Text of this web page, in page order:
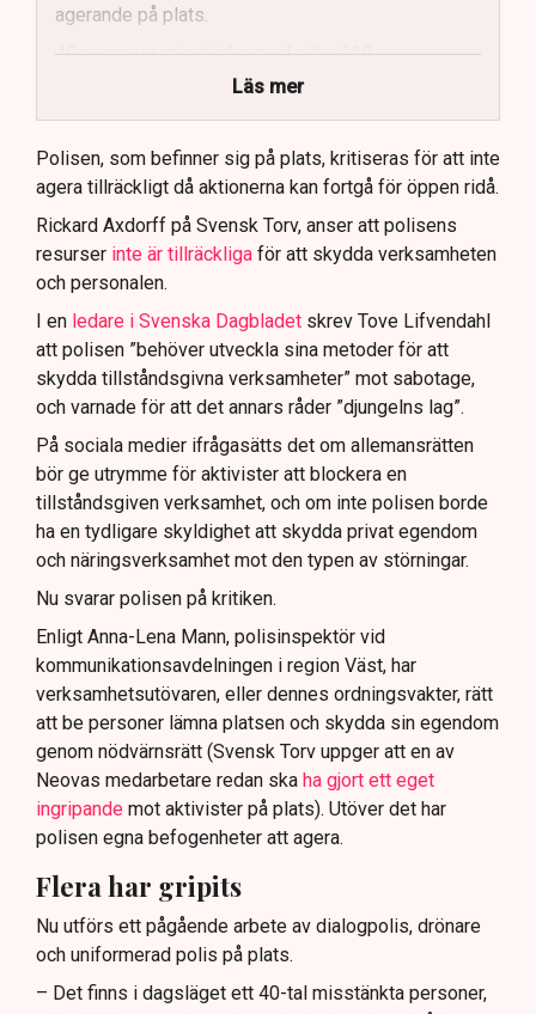
agerande på plats.
40 personer misstänks med cirka 120
brottsmisstankar kopplade.
Polisen använder drönare och uniformerad polis
för att dokumentera bevis.
Samtidigt är polisarbetet komplext när det gäller
att navigera juridiska rättigheter och gränser.
Läs mer
Polisen, som befinner sig på plats, kritiseras för att inte
agera tillräckligt då aktionerna kan fortgå för öppen ridå.
Rickard Axdorff på Svensk Torv, anser att polisens
resurser inte är tillräckliga för att skydda verksamheten
och personalen.
I en ledare i Svenska Dagbladet skrev Tove Lifvendahl
att polisen ”behöver utveckla sina metoder för att
skydda tillståndsgivna verksamheter” mot sabotage,
och varnade för att det annars råder ”djungelns lag”.
På sociala medier ifrågasätts det om allemansrätten
bör ge utrymme för aktivister att blockera en
tillståndsgiven verksamhet, och om inte polisen borde
ha en tydligare skyldighet att skydda privat egendom
och näringsverksamhet mot den typen av störningar.
Nu svarar polisen på kritiken.
Enligt Anna-Lena Mann, polisinspektör vid
kommunikationsavdelningen i region Väst, har
verksamhetsutövaren, eller dennes ordningsvakter, rätt
att be personer lämna platsen och skydda sin egendom
genom nödvärnsrätt (Svensk Torv uppger att en av
Neovas medarbetare redan ska ha gjort ett eget
ingripande mot aktivister på plats). Utöver det har
polisen egna befogenheter att agera.
Flera har gripits
Nu utförs ett pågående arbete av dialogpolis, drönare
och uniformerad polis på plats.
– Det finns i dagsläget ett 40-tal misstänkta personer,